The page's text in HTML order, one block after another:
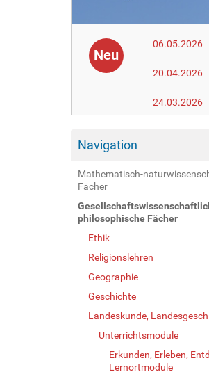
Neu
06.05.2026
20.04.2026
24.03.2026
Navigation
Mathematisch-
Fächer
philosophische Fächer
Ethik
Religionslehren
Geographie
Geschichte
Landeskunde,
Unterrichtsmodule
Erkunden, Erleben,
Lernortmodule